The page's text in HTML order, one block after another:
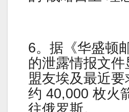
6。据《华盛顿
的泄露情报文件
盟友埃及最近要
约 40,000 枚火
往俄罗斯。